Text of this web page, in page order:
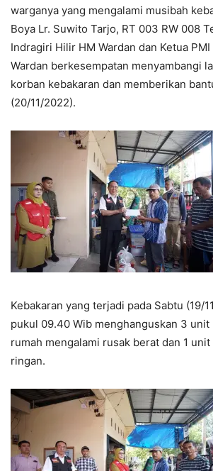
warganya yang mengalami musibah
Boya Lr. Suwito Tarjo, RT 003 RW 008
Indragiri Hilir HM Wardan dan Ketua
Wardan berkesempatan menyambangi
korban kebakaran dan memberikan
(20/11/2022).
Kebakaran yang terjadi pada Sabtu (19/
pukul 09.40 Wib menghanguskan 3
rumah mengalami rusak berat dan 1
ringan.